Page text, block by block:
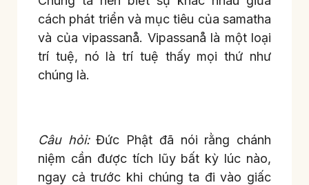
cách phát triển và mục tiêu của samatha
và của vipassanå. Vipassanå là một loại
trí tuệ, nó là trí tuệ thấy mọi thứ như
chúng là.
Câu hỏi:Đức Phật đã nói rằng chánh
niệm cần được tích lũy bất kỳ lúc nào,
ngay cả trước khi chúng ta đi vào giấc